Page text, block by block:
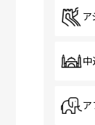
ア
中
ア